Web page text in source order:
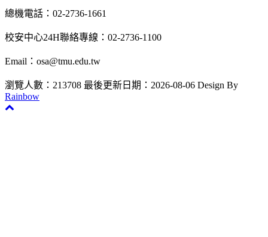
總機電話：02-2736-1661
校安中心24H聯絡專線：02-2736-1100
Email：osa@tmu.edu.tw
瀏覽人數：213708 最後更新日期：2026-08-06 Design By
Rainbow